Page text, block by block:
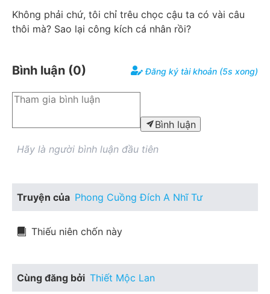
Không phải chứ, tôi chỉ trêu chọc cậu ta có vài câu
thôi mà? Sao lại công kích cá nhân rồi?
Bình luận (0) Đăng ký tài khoản (5s xong)
Bình luận
Hãy là người bình luận đầu tiên
Truyện của Phong Cuồng Đích A Nhĩ Tư
Thiếu niên chốn này
Cùng đăng bởi Thiết Mộc Lan